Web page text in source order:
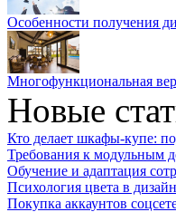
Особенности получения
Многофункциональная
Новые
Кто делает шкафы-купе:
Требования к модульным
Обучение и адаптация
Психология цвета в
Покупка аккаунтов